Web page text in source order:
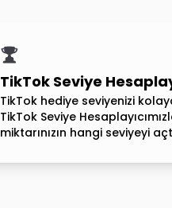
TikTok Seviye
TikTok hediye seviyenizi
TikTok Seviye
miktarınızın hangi seviyeyi